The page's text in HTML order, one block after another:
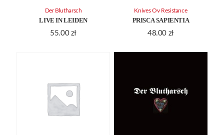
LIVE IN LEIDEN
55.00 zł
Der Blutharsch
PRISCA SAPIENTIA
48.00 zł
Knives Ov Resistance